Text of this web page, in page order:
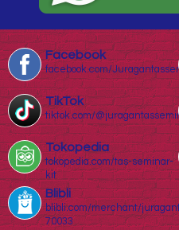
Facebook
facebook.com/
TikTok
tiktok.com/
Tokopedia
tokopedia.com/tas-seminar-
kit
Blibli
blibli.com/merchant/
70033